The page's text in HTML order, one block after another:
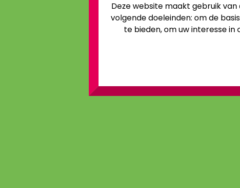
Deze website maakt gebruik
volgende doeleinden:om de
te bieden,om uw interesse